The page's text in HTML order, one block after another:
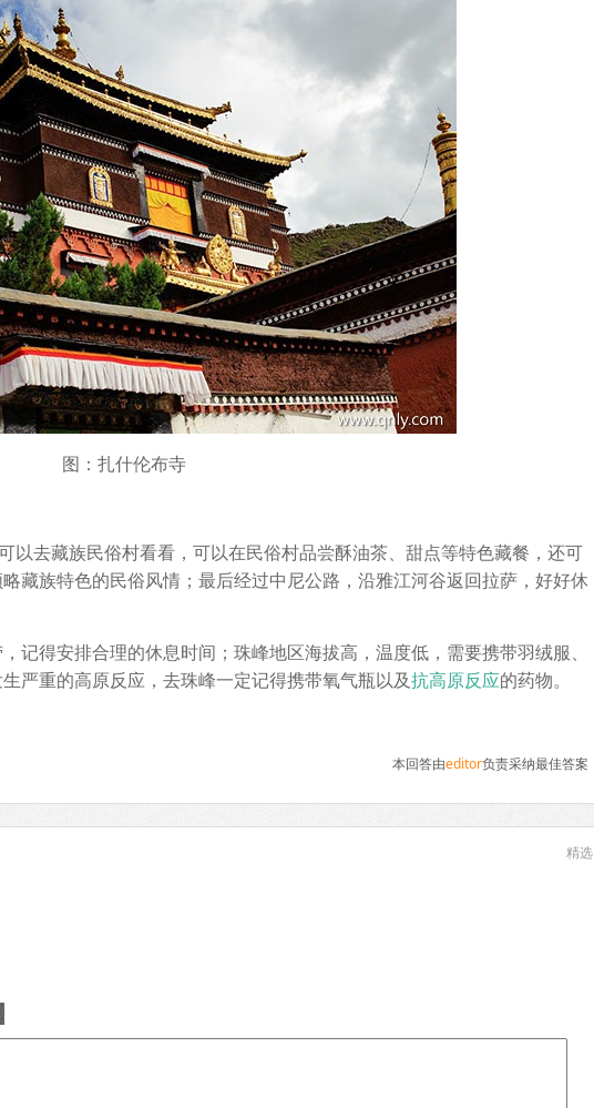
图：扎什伦布寺
以去藏族民俗村看看，可以在民俗村品尝酥油茶、甜点等特色藏餐，还可
藏族特色的民俗风情；最后经过中尼公路，沿雅江河谷返回拉萨，好好休
记得安排合理的休息时间；珠峰地区海拔高，温度低，需要携带羽绒服、
严重的高原反应，去珠峰一定记得携带氧气瓶以及抗高原反应的药物。
本回答由editor负责采纳最佳答案
精选